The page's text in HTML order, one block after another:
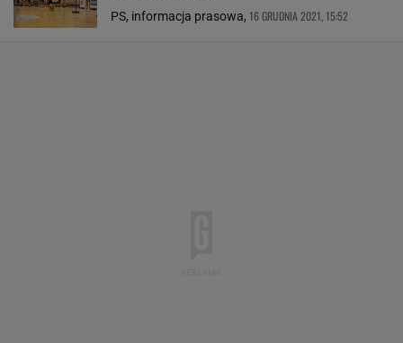
PS, informacja prasowa, 16 GRUDNIA 2021, 15:52